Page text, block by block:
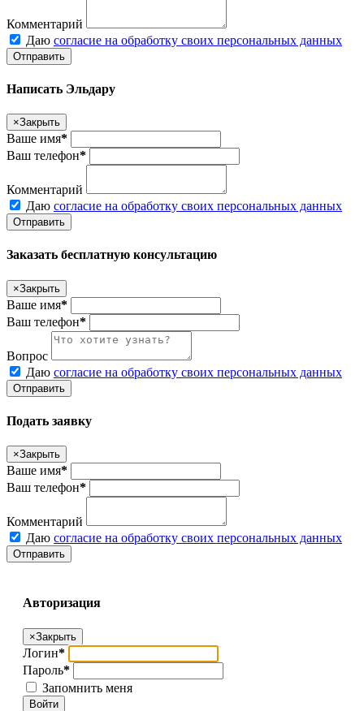
Комментарий
Даю согласие на обработку своих персональных данных
Отправить
Написать Эльдару
×Закрыть
Ваше имя*
Ваш телефон*
Комментарий
Даю согласие на обработку своих персональных данных
Отправить
Заказать бесплатную консультацию
×Закрыть
Ваше имя*
Ваш телефон*
Вопрос
Даю согласие на обработку своих персональных данных
Отправить
Подать заявку
×Закрыть
Ваше имя*
Ваш телефон*
Комментарий
Даю согласие на обработку своих персональных данных
Отправить
Авторизация
×Закрыть
Логин*
Пароль*
Запомнить меня